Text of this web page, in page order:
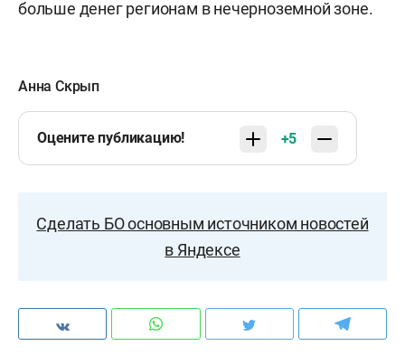
больше денег регионам в нечерноземной зоне.
Анна Скрып
Оцените публикацию! +5
Сделать БО основным источником новостей
в Яндексе